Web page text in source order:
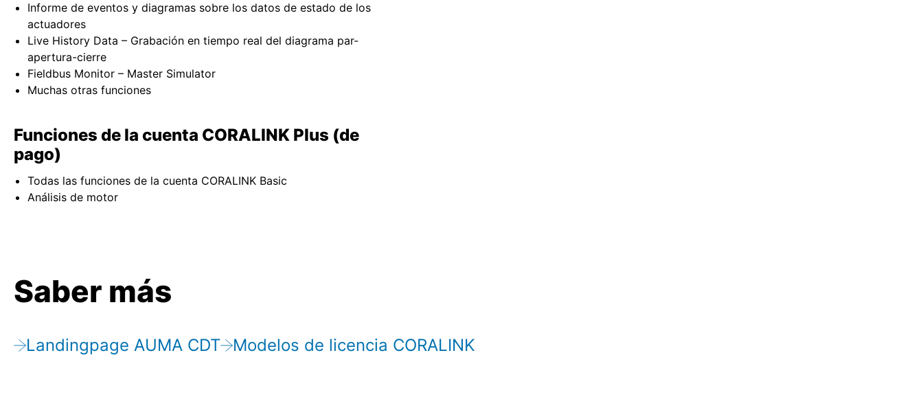
Informe de eventos y diagramas sobre los datos de estado de los
actuadores
Live History Data – Grabación en tiempo real del diagrama par-
apertura-cierre
Fieldbus Monitor – Master Simulator
Muchas otras funciones
Funciones de la cuenta CORALINK Plus (de
pago)
Todas las funciones de la cuenta CORALINK Basic
Análisis de motor
Saber más
Landingpage AUMA CDT Modelos de licencia CORALINK